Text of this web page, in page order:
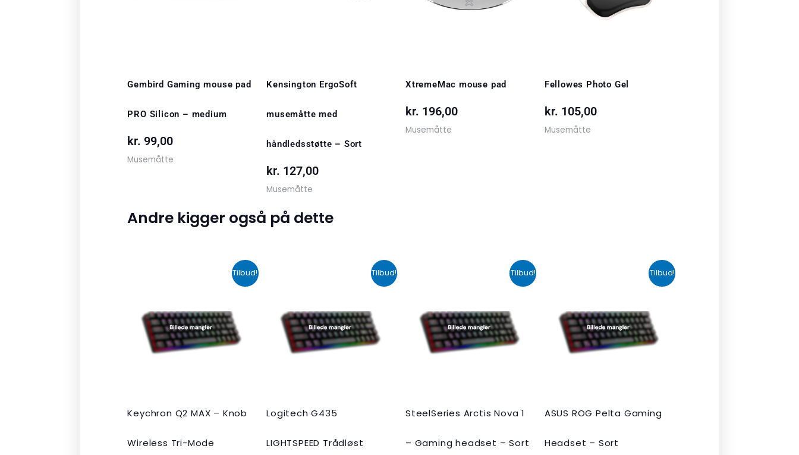
Gembird Gaming mouse pad
PRO Silicon – medium
kr. 99,00
Musemåtte
Kensington ErgoSoft
musemåtte med
håndledsstøtte – Sort
kr. 127,00
Musemåtte
XtremeMac mouse pad
kr. 196,00
Musemåtte
Fellowes Photo Gel
kr. 105,00
Musemåtte
Andre kigger også på dette
Tilbud!
Keychron Q2 MAX – Knob
Wireless Tri-Mode
oprindelige
var:
kr. 2.190,00.
aktuelle
er:
kr. 1.465,00.
Tilbud!
Logitech G435
LIGHTSPEED Trådløst
oprindelige
var:
kr. 599,00.
Den
aktuelle
kr. 399,00.
Tilbud!
SteelSeries Arctis Nova 1
– Gaming headset – Sort
oprindelige
var:
kr. 424,00.
Den
aktuelle
kr. 349,00.
Tilbud!
ASUS ROG Pelta Gaming
Headset – Sort
oprindelige
var:
kr. 1.090,00.
Den
aktuelle